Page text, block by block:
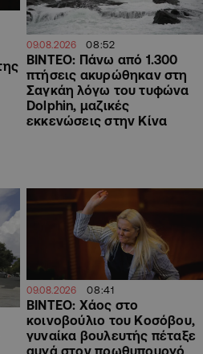
09.08.2026 08:52
ΒΙΝΤΕΟ: Πάνω από 1.300
πτήσεις ακυρώθηκαν στη
Σαγκάη λόγω του τυφώνα
Dolphin, μαζικές
εκκενώσεις στην Κίνα
09.08.2026 08:41
ΒΙΝΤΕΟ: Χάος στο
κοινοβούλιο του Κοσόβου,
γυναίκα βουλευτής πέταξε
αυγά στον πρωθυπουργό